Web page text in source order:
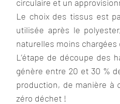
circulaire et un
Le choix des tissus est
utilisée après le
naturelles moins
L’étape de découpe des
génère entre 20 et 30 %
production, de manière à
zéro déchet !